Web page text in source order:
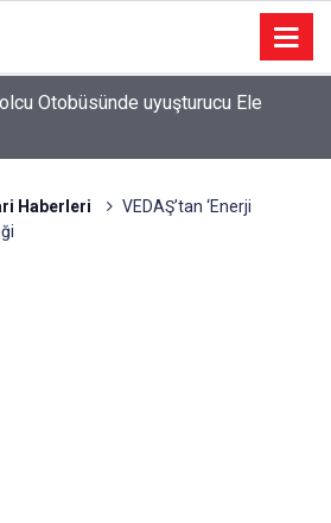
Yüksekova'da STK, Esnaf ve
Bir Araya Geldi
Haberleri
VEDAŞ’tan ‘Enerji